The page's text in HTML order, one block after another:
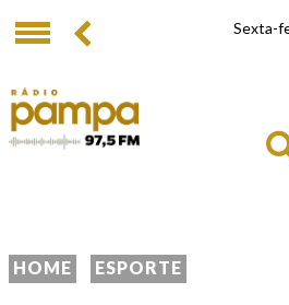
Sexta-
HOME ESPORTE